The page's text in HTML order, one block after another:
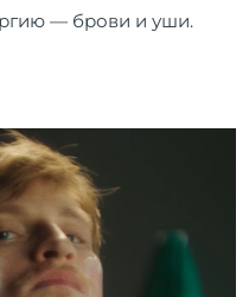
— брови и уши.